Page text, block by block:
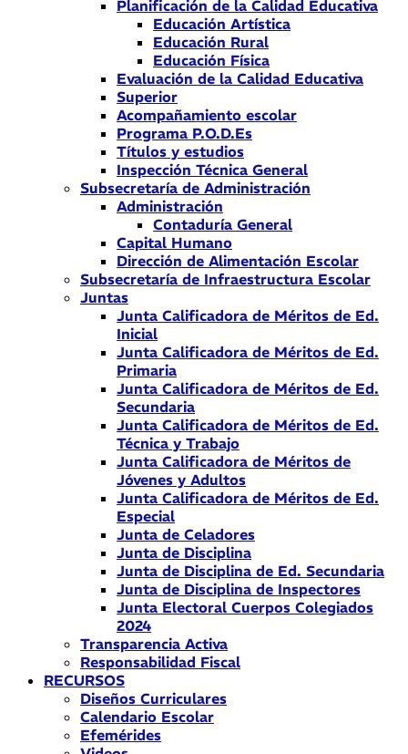
Planificación de la Calidad Educativa
Educación Artística
Educación Rural
Educación Física
Evaluación de la Calidad Educativa
Superior
Acompañamiento escolar
Programa P.O.D.Es
Títulos y estudios
Inspección Técnica General
Subsecretaría de Administración
Administración
Contaduría General
Capital Humano
Dirección de Alimentación Escolar
Subsecretaría de Infraestructura Escolar
Juntas
Junta Calificadora de Méritos de Ed.
Inicial
Junta Calificadora de Méritos de Ed.
Primaria
Junta Calificadora de Méritos de Ed.
Secundaria
Junta Calificadora de Méritos de Ed.
Técnica y Trabajo
Junta Calificadora de Méritos de
Jóvenes y Adultos
Junta Calificadora de Méritos de Ed.
Especial
Junta de Celadores
Junta de Disciplina
Junta de Disciplina de Ed. Secundaria
Junta de Disciplina de Inspectores
Junta Electoral Cuerpos Colegiados
2024
Transparencia Activa
Responsabilidad Fiscal
RECURSOS
Diseños Curriculares
Calendario Escolar
Efemérides